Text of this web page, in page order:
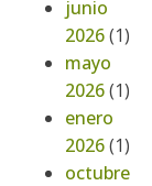
junio
2026(1)
mayo
2026(1)
enero
2026(1)
octubre